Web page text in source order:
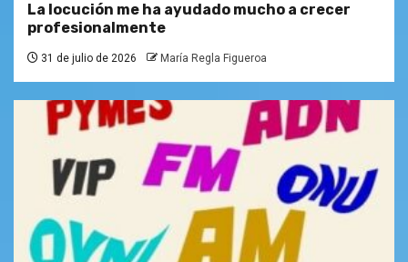
La locución me ha ayudado mucho a crecer
profesionalmente
31 de julio de 2026 María Regla Figueroa